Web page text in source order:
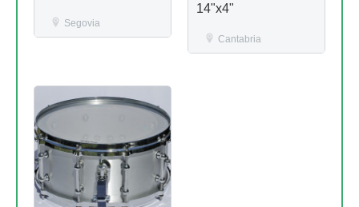
Segovia
14"x4"
Cantabria